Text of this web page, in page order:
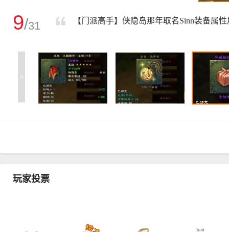
9/31 【门派高手】侠隐岛那年取名Sinn装备属
<
玩家投票